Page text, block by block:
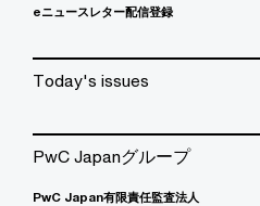
eニュースレター配信登録
Today's issues
PwC Japanグループ
PwC Japan有限責任監査法人